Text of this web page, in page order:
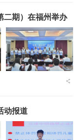
二期）在福州举办
动报道